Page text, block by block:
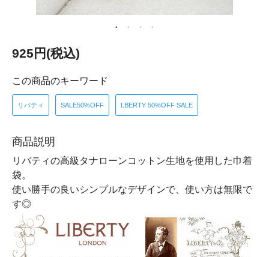
925円(税込)
この商品のキーワード
リバティ SALE50%OFF LBERTY 50%OFF SALE
商品説明
リバティの高級タナローンコットン生地を使用した巾着
袋。
使い勝手の良いシンプルなデザインで、使い方は無限で
す◎